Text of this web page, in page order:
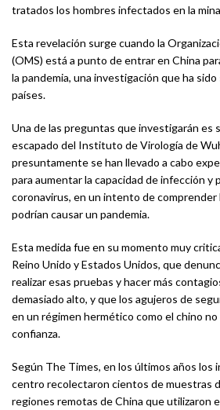
tratados los hombres infectados en la
Esta revelación surge cuando la
(OMS) está a punto de entrar en China
la pandemia, una investigación que ha
países.
Una de las preguntas que investigarán es
escapado del Instituto de Virología de
presuntamente se han llevado a cabo
para aumentar la capacidad de infección y
coronavirus, en un intento de comprender
podrían causar un pandemia.
Esta medida fue en su momento muy
Reino Unido y Estados Unidos, que
realizar esas pruebas y hacer más
demasiado alto, y que los agujeros de
en un régimen hermético como el chino no
confianza.
Según The Times, en los últimos años los
centro recolectaron cientos de muestras
regiones remotas de China que utilizaron